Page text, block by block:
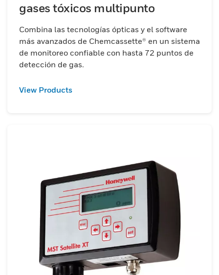
gases tóxicos multipunto
Combina las tecnologías ópticas y el software
más avanzados de Chemcassette® en un sistema
de monitoreo confiable con hasta 72 puntos de
detección de gas.
View Products